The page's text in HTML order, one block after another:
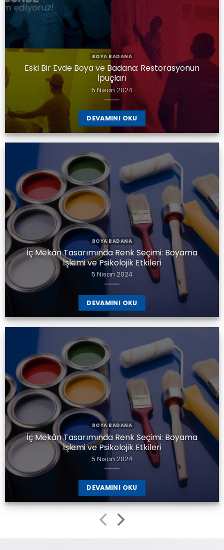
BOYA BADANA
Eski Bir Evde Boya ve Badana: Restorasyonun
İpuçları
5 Nisan 2024
DEVAMINI OKU
BOYA BADANA
İç Mekân Tasarımında Renk Seçimi: Boyama
İşlemi ve Psikolojik Etkileri
5 Nisan 2024
DEVAMINI OKU
BOYA BADANA
İç Mekân Tasarımında Renk Seçimi: Boyama
İşlemi ve Psikolojik Etkileri
5 Nisan 2024
DEVAMINI OKU